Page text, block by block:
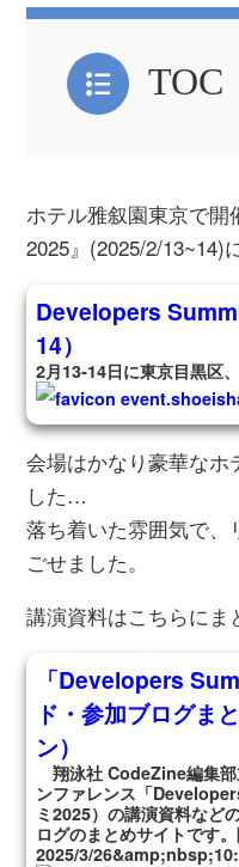
TOC
ホテル雅叙園東京で
2025』(2025/2/13~14)
Developers
14）
2月13‐14日に東京目黒区
会場はかなり豪華なホ
した…
落ち着いた雰囲気で、
ごせました。
講演資料はこちらにま
「Developers
ド・参加ブログま
ン）
翔泳社 CodeZine編集部
ンファレンス「
ミ2025）の講演資料など
ログのまとめサイトです
2025/3/